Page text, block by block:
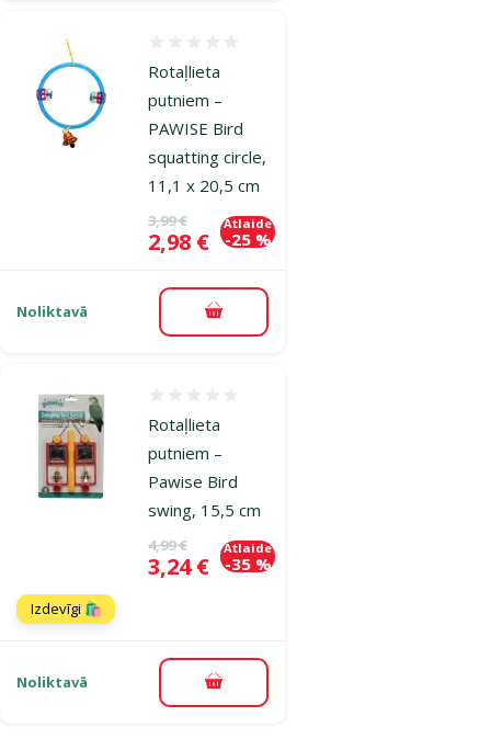
Rotaļlieta
putniem –
PAWISE Bird
squatting circle,
11,1 x 20,5 cm
Oriģinālā cena
3,99 €
Cena
2,98 €
Atlaide
-25 %
Noliktavā Pievienot grozam
Rotaļlieta
putniem –
Pawise Bird
swing, 15,5 cm
Oriģinālā cena
4,99 €
Cena
3,24 €
Atlaide
-35 %
Izdevīgi 🛍️
Noliktavā Pievienot grozam